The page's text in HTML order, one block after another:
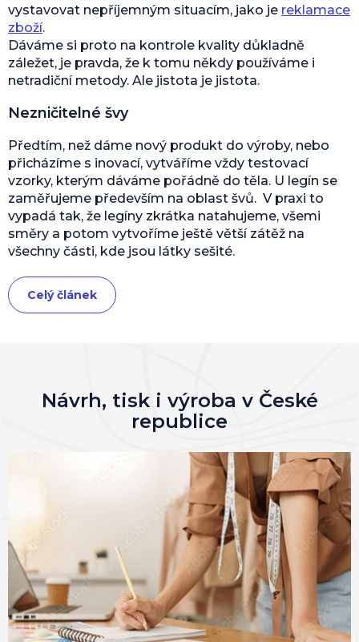
vystavovat nepříjemným situacím, jako je reklamace
zboží.
Dáváme si proto na kontrole kvality důkladně
záležet, je pravda, že k tomu někdy používáme i
netradiční metody. Ale jistota je jistota.
Nezničitelné švy
Předtím, než dáme nový produkt do výroby, nebo
přicházíme s inovací, vytváříme vždy testovací
vzorky, kterým dáváme pořádně do těla. U legín se
zaměřujeme především na oblast švů. V praxi to
vypadá tak, že legíny zkrátka natahujeme, všemi
směry a potom vytvoříme ještě větší zátěž na
všechny části, kde jsou látky sešité.
Celý článek
Návrh, tisk i výroba v České
republice